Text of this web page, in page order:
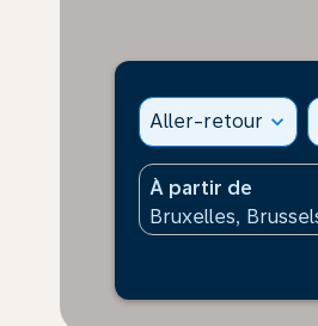
Aller-retour expand_more
À partir de